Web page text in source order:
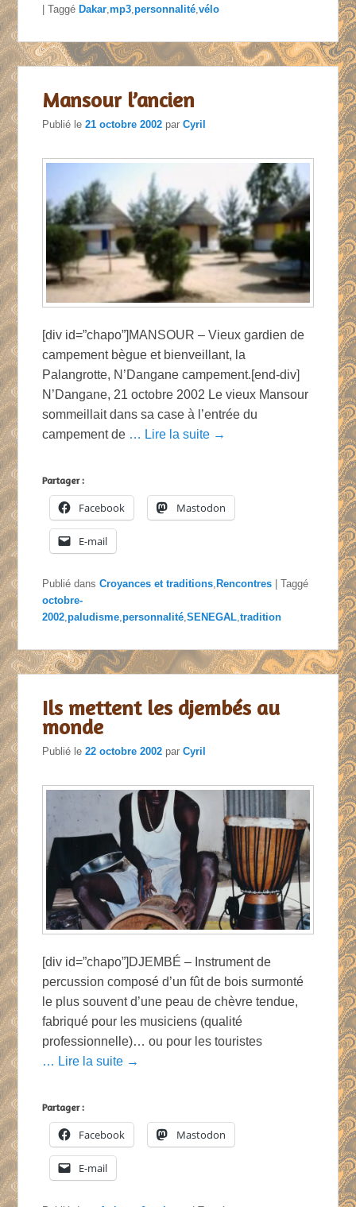
|Taggé Dakar,mp3,personnalité,vélo
Mansour l’ancien
Publié le21 octobre 2002 parCyril
[div id=”chapo”]MANSOUR – Vieux gardien de
campement bègue et bienveillant, la
Palangrotte, N’Dangane campement.[end-div]
N’Dangane, 21 octobre 2002 Le vieux Mansour
sommeillait dans sa case à l’entrée du
campement de … Lire la suite →
Partager :
Facebook Mastodon
E-mail
Publié dans Croyances et traditions, Rencontres |Taggé
octobre-
2002,paludisme,personnalité,SENEGAL,tradition
Ils mettent les djembés au
monde
Publié le22 octobre 2002 parCyril
[div id=”chapo”]DJEMBÉ – Instrument de
percussion composé d’un fût de bois surmonté
le plus souvent d’une peau de chèvre tendue,
fabriqué pour les musiciens (qualité
professionnelle)… ou pour les touristes
… Lire la suite →
Partager :
Facebook Mastodon
E-mail